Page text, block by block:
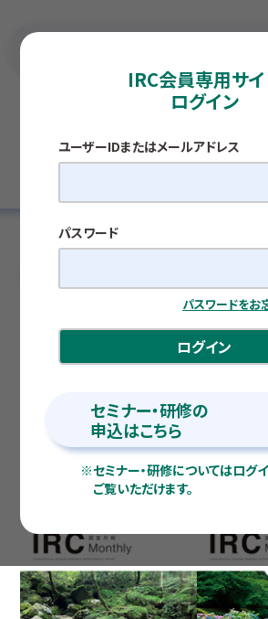
IRC会員専用サイ
ログイン
ユーザーIDまたはメールアドレス
パスワード
パスワードをお
ログイン
セミナー・研修の
申込はこちら
※セミナー・研修についてはログ
ご覧いただけます。
過去の調査月報
2025年度 2024年度
2025年7月号 2025年6月